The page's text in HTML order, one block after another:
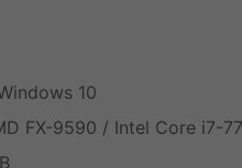
10
FX-9590 / Intel Core i7-